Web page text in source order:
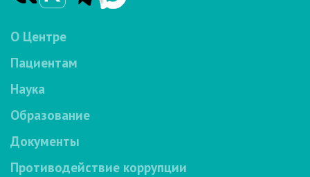
О Центре
Пациентам
Наука
Образование
Документы
Противодействие коррупции